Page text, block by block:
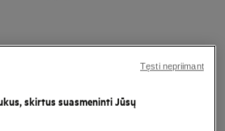
skirtus suasmeninti Jūsų
Tęsti nepriimant